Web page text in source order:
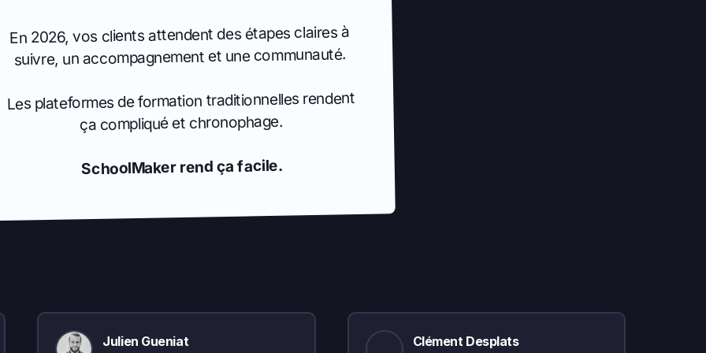
En 2026, vos clients attendent des étapes claires à
suivre, un accompagnement et une communauté.
Les plateformes de formation traditionnelles rendent
ça compliqué et chronophage.
‍SchoolMaker rend ça facile.
Julien Gueniat Clément Desplats